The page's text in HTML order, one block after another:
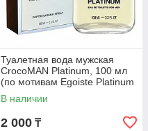
Туалетная вода мужская
CrocoMAN Platinum, 100 мл
(по мотивам Egoiste Platinum
(Chanel)
В наличии
2 000 ₸